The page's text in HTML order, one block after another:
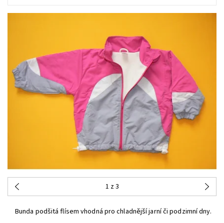
1 z 3
Bunda podšitá flísem vhodná pro chladnější jarní či podzimní dny.